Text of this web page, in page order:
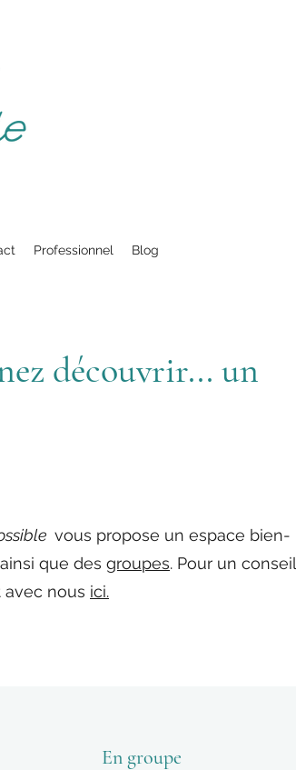
Professionnel Blog
découvrir... un
vous propose un espace bien-
que des groupes. Pour un conseil
avec nous ici.
En groupe